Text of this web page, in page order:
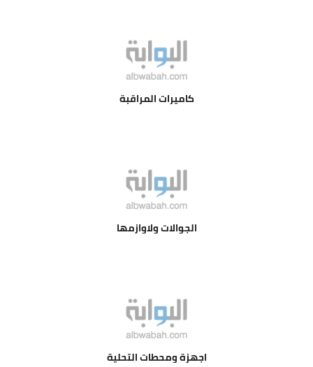
كاميرات المراقبة
الجوالات ولاوازمها
اجهزة ومحطات التحلية